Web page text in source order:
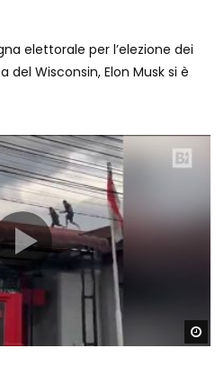
elettorale per l’elezione dei
Wisconsin, Elon Musk si è